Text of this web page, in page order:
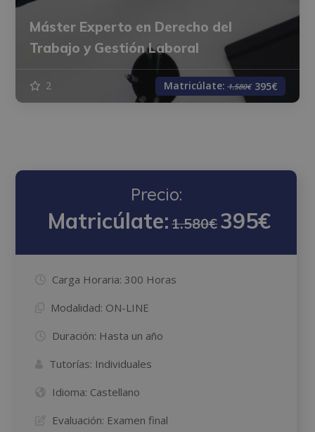
Máster Experto en Derecho del
Trabajo y Gestión Laboral
2 Matricúlate:1.580€ 395€
Precio:
Matricúlate:1.580€ 395€
Carga Horaria: 300 Horas
Modalidad: ON-LINE
Duración: Hasta un año
Tutorías: Individuales
Idioma: Castellano
Evaluación: Examen final